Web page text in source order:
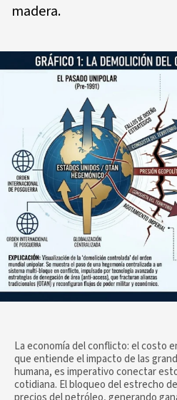
madera.
La economía del conflicto: el costo
que entiende el impacto de las
humana, es imperativo conectar
cotidiana. El bloqueo del estrecho